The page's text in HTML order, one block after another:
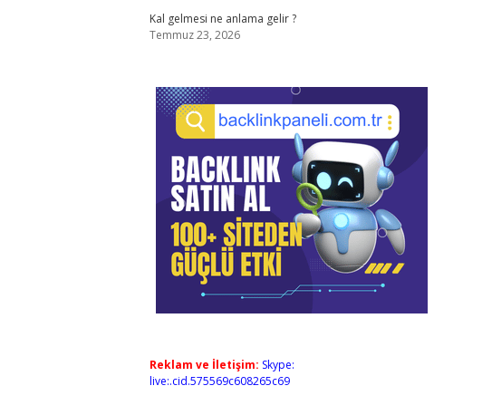
Kal gelmesi ne anlama gelir ?
Temmuz 23, 2026
Reklam ve İletişim: Skype:
live:.cid.575569c608265c69